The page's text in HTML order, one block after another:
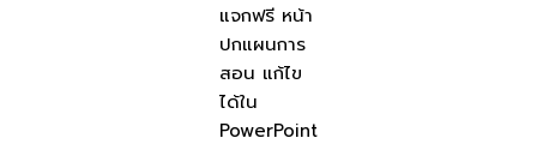
แจกฟรี หน้า
ปกแผนการ
สอน แก้ไข
ได้ใน
PowerPoint